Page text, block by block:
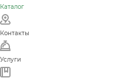
Каталог
Контакты
Услуги